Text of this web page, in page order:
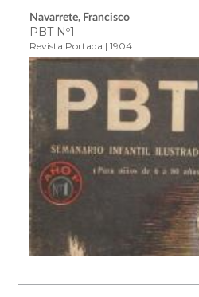
Navarrete, Francisco
PBT Nº1
Revista Portada | 1904